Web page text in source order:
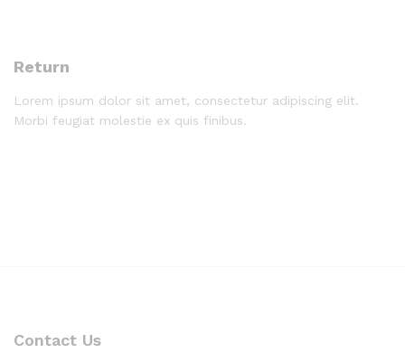
Return
Lorem ipsum dolor sit amet, consectetur adipiscing elit.
Morbi feugiat molestie ex quis finibus.
Contact Us